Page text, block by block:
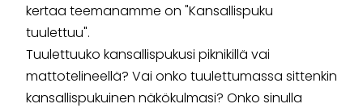
kertaa teemanamme on "Kansallispuku
tuulettuu".
Tuulettuuko kansallispukusi piknikillä vai
mattotelineellä? Vai onko tuulettumassa sittenkin
kansallispukuinen näkökulmasi? Onko sinulla